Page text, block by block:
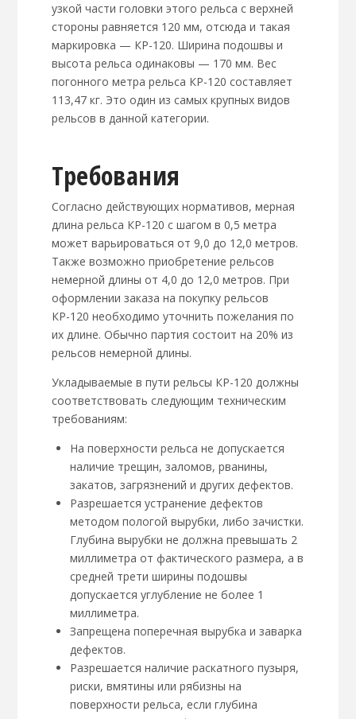
узкой части головки этого рельса с верхней
стороны равняется 120 мм, отсюда и такая
маркировка — КР-120. Ширина подошвы и
высота рельса одинаковы — 170 мм. Вес
погонного метра рельса КР-120 составляет
113,47 кг. Это один из самых крупных видов
рельсов в данной категории.
Требования
Согласно действующих нормативов, мерная
длина рельса КР-120 с шагом в 0,5 метра
может варьироваться от 9,0 до 12,0 метров.
Также возможно приобретение рельсов
немерной длины от 4,0 до 12,0 метров. При
оформлении заказа на покупку рельсов
КР-120 необходимо уточнить пожелания по
их длине. Обычно партия состоит на 20% из
рельсов немерной длины.
Укладываемые в пути рельсы КР-120 должны
соответствовать следующим техническим
требованиям:
На поверхности рельса не допускается
наличие трещин, заломов, рванины,
закатов, загрязнений и других дефектов.
Разрешается устранение дефектов
методом пологой вырубки, либо зачистки.
Глубина вырубки не должна превышать 2
миллиметра от фактического размера, а в
средней трети ширины подошвы
допускается углубление не более 1
миллиметра.
Запрещена поперечная вырубка и заварка
дефектов.
Разрешается наличие раскатного пузыря,
риски, вмятины или рябизны на
поверхности рельса, если глубина